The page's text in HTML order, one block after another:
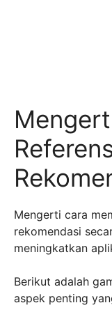
Mengerti cara
rekomendasi
meningkatkan
Berikut adalah
aspek penting